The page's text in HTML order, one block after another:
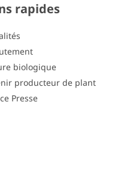
rapides
biologique
producteur de plant
Presse